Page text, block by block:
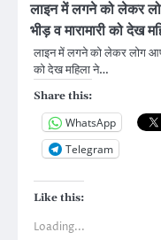
लाइन में लगने को लेकर
भीड़ व मारामारी को देख
लाइन में लगने को लेकर लोग
को देख महिला ने…
Share this:
WhatsApp
Telegram
Like this:
Loading...